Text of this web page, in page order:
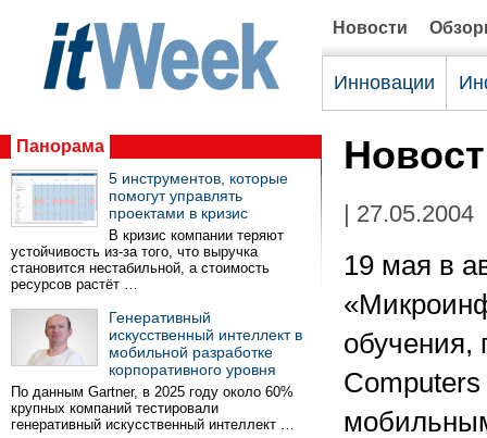
Новости
Инновации
Панорама
5 инструментов, которые
помогут управлять
проектами в кризис
В кризис компании теряют
устойчивость из-за того, что выручка
становится нестабильной, а стоимость
ресурсов растёт …
Генеративный
искусственный интеллект в
мобильной разработке
корпоративного уровня
По данным Gartner, в 2025 году около 60%
крупных компаний тестировали
генеративный искусственный интеллект …
| 27.05.2004
19 мая в
обучения,